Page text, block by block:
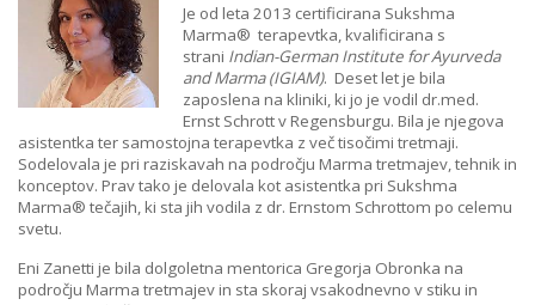
Je od leta 2013 certificirana Sukshma
Marma® terapevtka, kvalificirana s
strani Indian-German Institute for Ayurveda
and Marma (IGIAM). Deset let je bila
zaposlena na kliniki, ki jo je vodil dr.med.
Ernst Schrott v Regensburgu. Bila je njegova
asistentka ter samostojna terapevtka z več tisočimi tretmaji.
Sodelovala je pri raziskavah na področju Marma tretmajev, tehnik in
konceptov. Prav tako je delovala kot asistentka pri Sukshma
Marma® tečajih, ki sta jih vodila z dr. Ernstom Schrottom po celemu
svetu.
Eni Zanetti je bila dolgoletna mentorica Gregorja Obronka na
področju Marma tretmajev in sta skoraj vsakodnevno v stiku in